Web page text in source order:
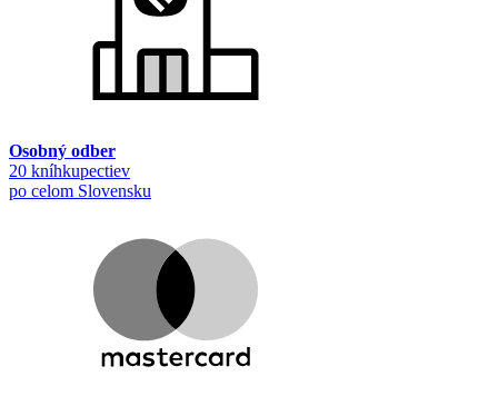
Osobný odber
20 kníhkupectiev
po celom Slovensku